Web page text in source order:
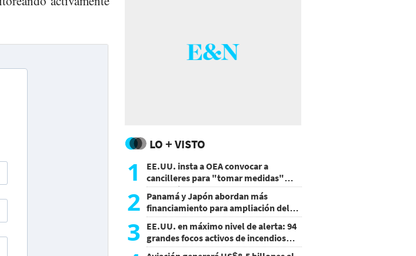
LO + VISTO
1
EE.UU. insta a OEA convocar a
cancilleres para "tomar medidas"
sobre Nicaragua
2 Panamá y Japón abordan más
financiamiento para ampliación del
metro
3 EE.UU. en máximo nivel de alerta: 94
grandes focos activos de incendios
forestales